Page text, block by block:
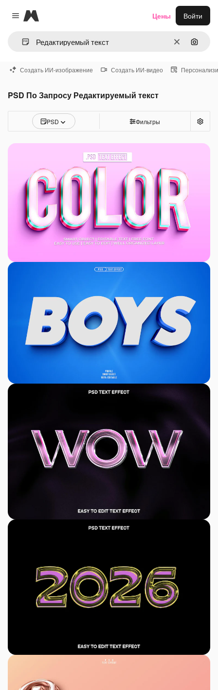
Close menu
Magnific
ОчиститьПоиск
Цены Войти
Создать ИИ-изображение Создать ИИ-видео
PSD По Запросу Редактируемый текст
PSD Фильтры